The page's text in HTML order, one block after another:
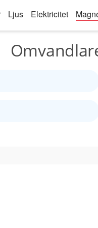
Ljus Elektricitet